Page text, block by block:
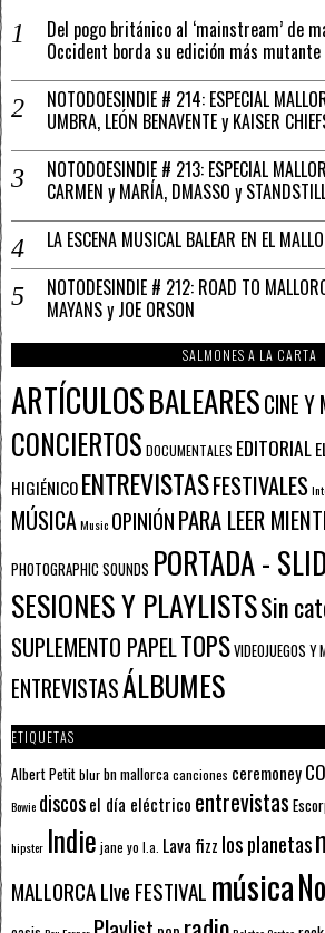
Del pogo británico al ‘mainstream’ de
Occident borda su edición más
NOTODOESINDIE # 214: ESPECIAL
UMBRA, LEÓN BENAVENTE y KAISER
NOTODOESINDIE # 213: ESPECIAL
CARMEN y MARÍA, DMASSO y
LA ESCENA MUSICAL BALEAR EN EL
NOTODESINDIE # 212: ROAD TO
MAYANS y JOE ORSON
SALMONES A LA CARTA
ARTÍCULOSBALEARESCINE Y
CONCIERTOS DOCUMENTALES EDITORIAL
HIGIÉNICOENTREVISTASFESTIVALES
MÚSICAMusic OPINIÓNPARA LEER
PHOTOGRAPHIC SOUNDS PORTADA -
SESIONES Y PLAYLISTSSin
SUPLEMENTO PAPELTOPSVIDEOJUEGOS Y
ENTREVISTASÁLBUMES
ETIQUETAS
Albert Petitblurbn mallorcacanciones ceremoney
Bowie discosel día eléctrico entrevistas
hipster Indie jane yo l.a. Lava fizz los planetas
MALLORCA LIve FESTIVAL música